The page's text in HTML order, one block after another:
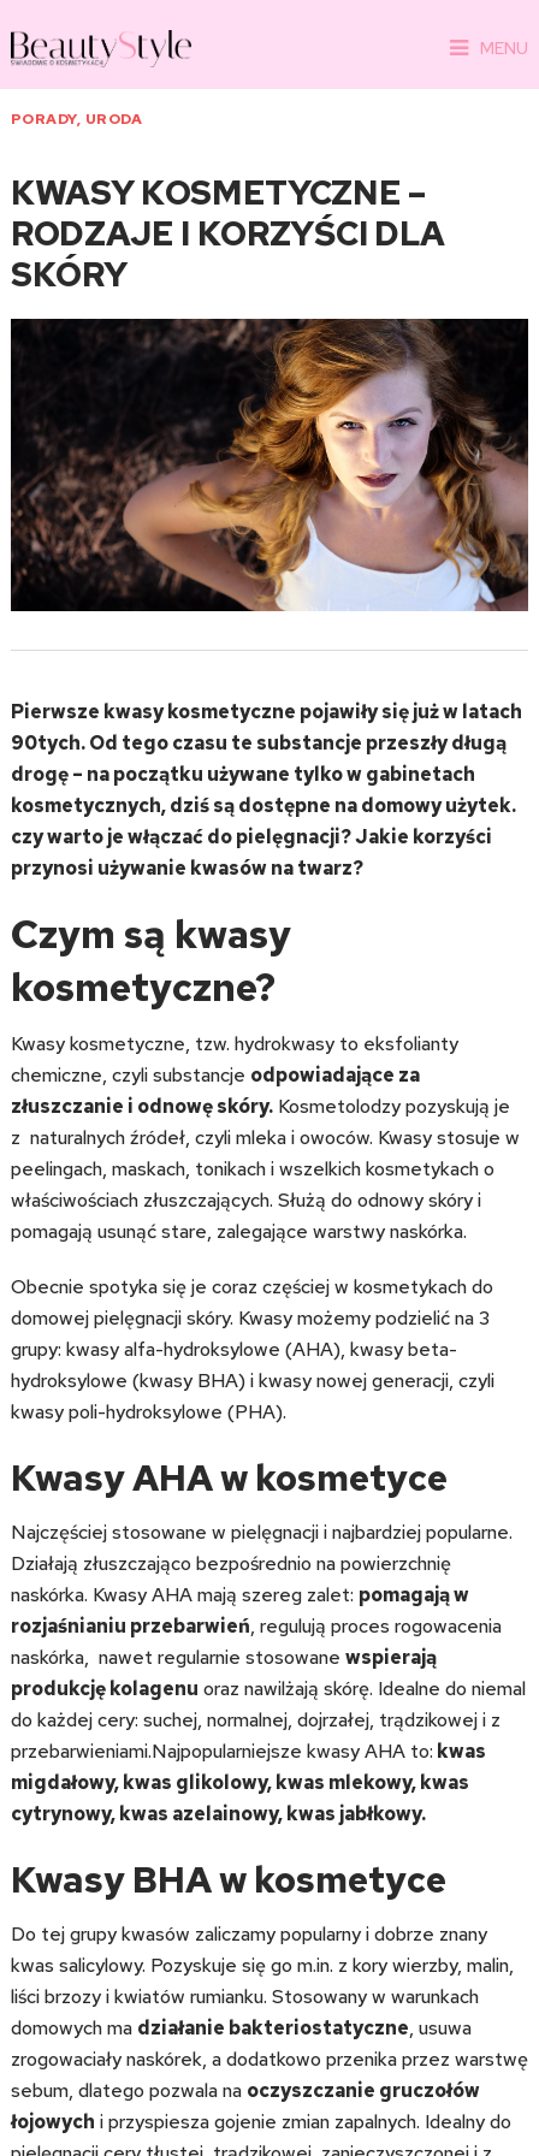
MENU
PORADY, URODA
KWASY KOSMETYCZNE –
RODZAJE I KORZYŚCI DLA
SKÓRY
Pierwsze kwasy kosmetyczne pojawiły się już w latach
90tych. Od tego czasu te substancje przeszły długą
drogę – na początku używane tylko w gabinetach
kosmetycznych, dziś są dostępne na domowy użytek.
czy warto je włączać do pielęgnacji? Jakie korzyści
przynosi używanie kwasów na twarz?
Czym są kwasy
kosmetyczne?
Kwasy kosmetyczne, tzw. hydrokwasy to eksfolianty
chemiczne, czyli substancje odpowiadające za
złuszczanie i odnowę skóry.Kosmetolodzy pozyskują je
z naturalnych źródeł, czyli mleka i owoców. Kwasy stosuje w
peelingach, maskach, tonikach i wszelkich kosmetykach o
właściwościach złuszczających. Służą do odnowy skóry i
pomagają usunąć stare, zalegające warstwy naskórka.
Obecnie spotyka się je coraz częściej w kosmetykach do
domowej pielęgnacji skóry. Kwasy możemy podzielić na 3
grupy: kwasy alfa-hydroksylowe (AHA), kwasy beta-
hydroksylowe (kwasy BHA) i kwasy nowej generacji, czyli
kwasy poli-hydroksylowe (PHA).
Kwasy AHA w kosmetyce
Najczęściej stosowane w pielęgnacji i najbardziej popularne.
Działają złuszczająco bezpośrednio na powierzchnię
naskórka. Kwasy AHA mają szereg zalet: pomagają w
rozjaśnianiu przebarwień, regulują proces rogowacenia
naskórka, nawet regularnie stosowane wspierają
produkcję kolagenu oraz nawilżają skórę. Idealne do niemal
do każdej cery: suchej, normalnej, dojrzałej, trądzikowej i z
przebarwieniami.Najpopularniejsze kwasy AHA to: kwas
migdałowy, kwas glikolowy, kwas mlekowy, kwas
cytrynowy, kwas azelainowy, kwas jabłkowy.
Kwasy BHA w kosmetyce
Do tej grupy kwasów zaliczamy popularny i dobrze znany
kwas salicylowy. Pozyskuje się go m.in. z kory wierzby, malin,
liści brzozy i kwiatów rumianku. Stosowany w warunkach
domowych ma działanie bakteriostatyczne, usuwa
zrogowaciały naskórek, a dodatkowo przenika przez warstwę
sebum, dlatego pozwala na oczyszczanie gruczołów
łojowych i przyspiesza gojenie zmian zapalnych. Idealny do